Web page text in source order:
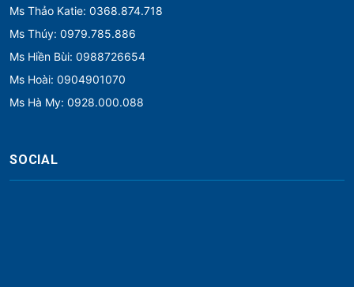
Ms Thảo Katie: 0368.874.718
Ms Thúy: 0979.785.886
Ms Hiền Bùi: 0988726654
Ms Hoài: 0904901070
Ms Hà My: 0928.000.088
SOCIAL